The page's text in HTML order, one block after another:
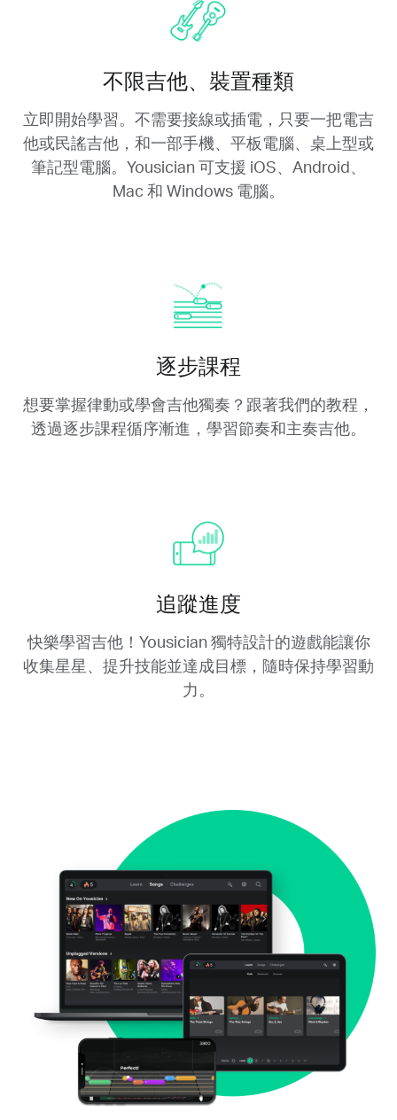
不限吉他、裝置種類
立即開始學習。不需要接線或插電，只要一把電吉
他或民謠吉他，和一部手機、平板電腦、桌上型或
筆記型電腦。Yousician 可支援 iOS、Android、
Mac 和 Windows 電腦。
逐步課程
想要掌握律動或學會吉他獨奏？跟著我們的教程，
透過逐步課程循序漸進，學習節奏和主奏吉他。
追蹤進度
快樂學習吉他！Yousician 獨特設計的遊戲能讓你
收集星星、提升技能並達成目標，隨時保持學習動
力。